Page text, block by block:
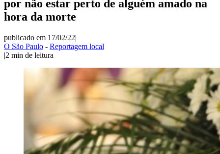
por não estar perto de alguém amado na
hora da morte
publicado em 17/02/22|
O São Paulo - Reportagem local
|2 min de leitura